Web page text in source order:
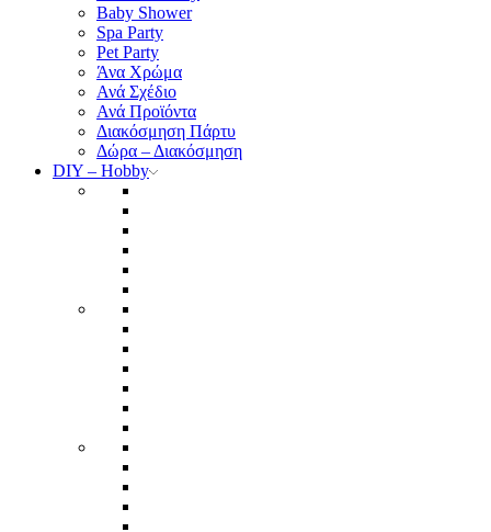
Baby Shower
Spa Party
Pet Party
Άνα Χρώμα
Ανά Σχέδιο
Ανά Προϊόντα
Διακόσμηση Πάρτυ
Δώρα – Διακόσμηση
DIY – Hobby